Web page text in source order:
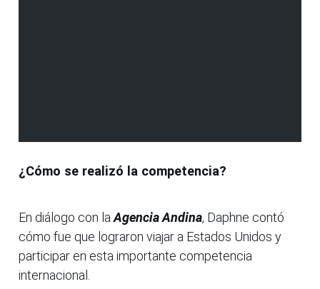
¿Cómo se realizó la competencia?
En diálogo con laAgencia Andina, Daphne contó
cómo fue que lograron viajar a Estados Unidos y
participar en esta importante competencia
internacional.